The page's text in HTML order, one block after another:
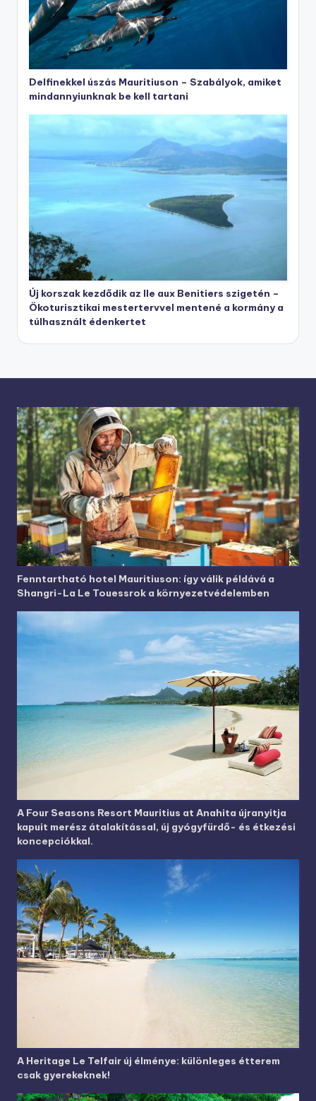
Delfinekkel úszás Mauritiuson – Szabályok, amiket
mindannyiunknak be kell tartani
Új korszak kezdődik az Ile aux Benitiers szigetén –
Ökoturisztikai mestertervvel mentené a kormány a
túlhasznált édenkertet
Fenntartható hotel Mauritiuson: így válik példává a
Shangri-La Le Touessrok a környezetvédelemben
A Four Seasons Resort Mauritius at Anahita újranyitja
kapuit merész átalakítással, új gyógyfürdő- és étkezési
koncepciókkal.
A Heritage Le Telfair új élménye: különleges étterem
csak gyerekeknek!